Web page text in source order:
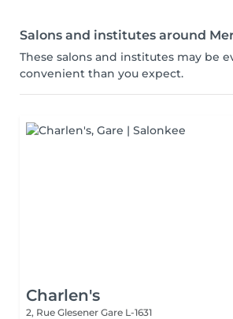
Salons and institutes around
These salons and institutes may be
convenient than you expect.
Charlen's
2, Rue Glesener Gare L-1631